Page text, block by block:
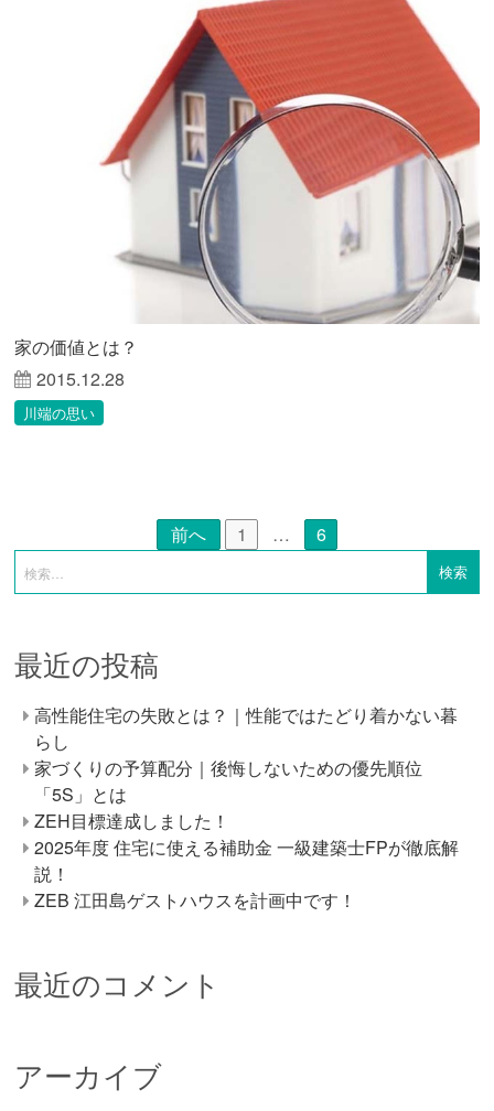
家の価値とは？
2015.12.28
川端の思い
前へ 1 … 6
最近の投稿
高性能住宅の失敗とは？｜性能ではたどり着かない暮
らし
家づくりの予算配分｜後悔しないための優先順位
「5S」とは
ZEH目標達成しました！
2025年度 住宅に使える補助金 一級建築士FPが徹底解
説！
ZEB 江田島ゲストハウスを計画中です！
最近のコメント
アーカイブ